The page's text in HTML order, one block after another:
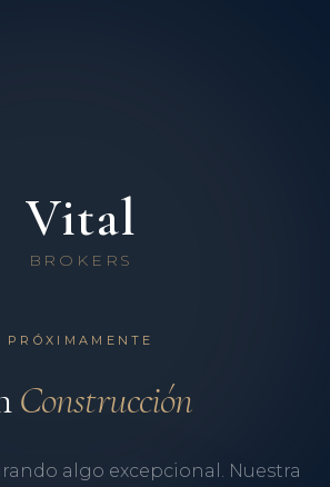
Vital
BROKERS
PRÓXIMAMENTE
Construcción
algo excepcional. Nuestra